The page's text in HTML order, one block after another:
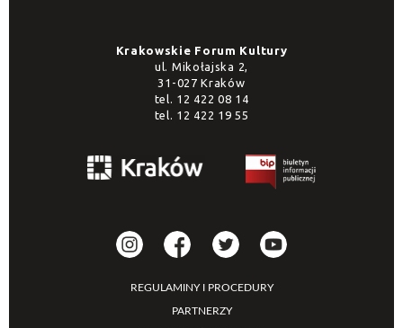
Krakowskie Forum Kultury
ul. Mikołajska 2,
31-027 Kraków
tel. 12 422 08 14
tel. 12 422 19 55
REGULAMINY I PROCEDURY
PARTNERZY